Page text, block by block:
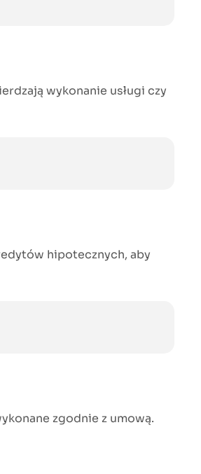
wykonanie usługi czy
hipotecznych, aby
zgodnie z umową.